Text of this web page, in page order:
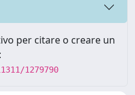
per citare o creare un
1279790